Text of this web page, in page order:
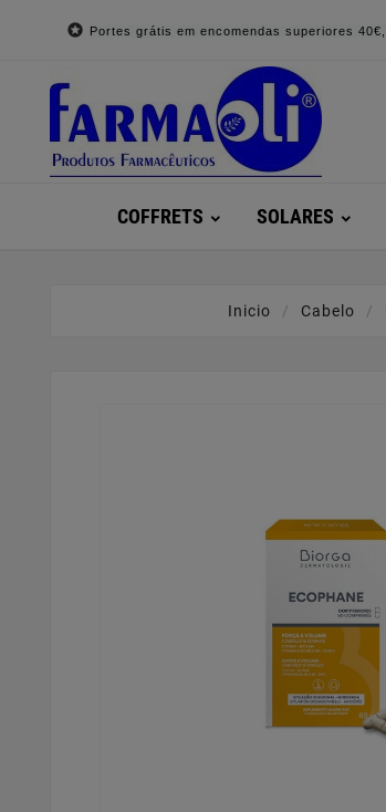
 Portes grátis em encomendas superiores
COFFRETS SOLARES
Inicio Cabelo